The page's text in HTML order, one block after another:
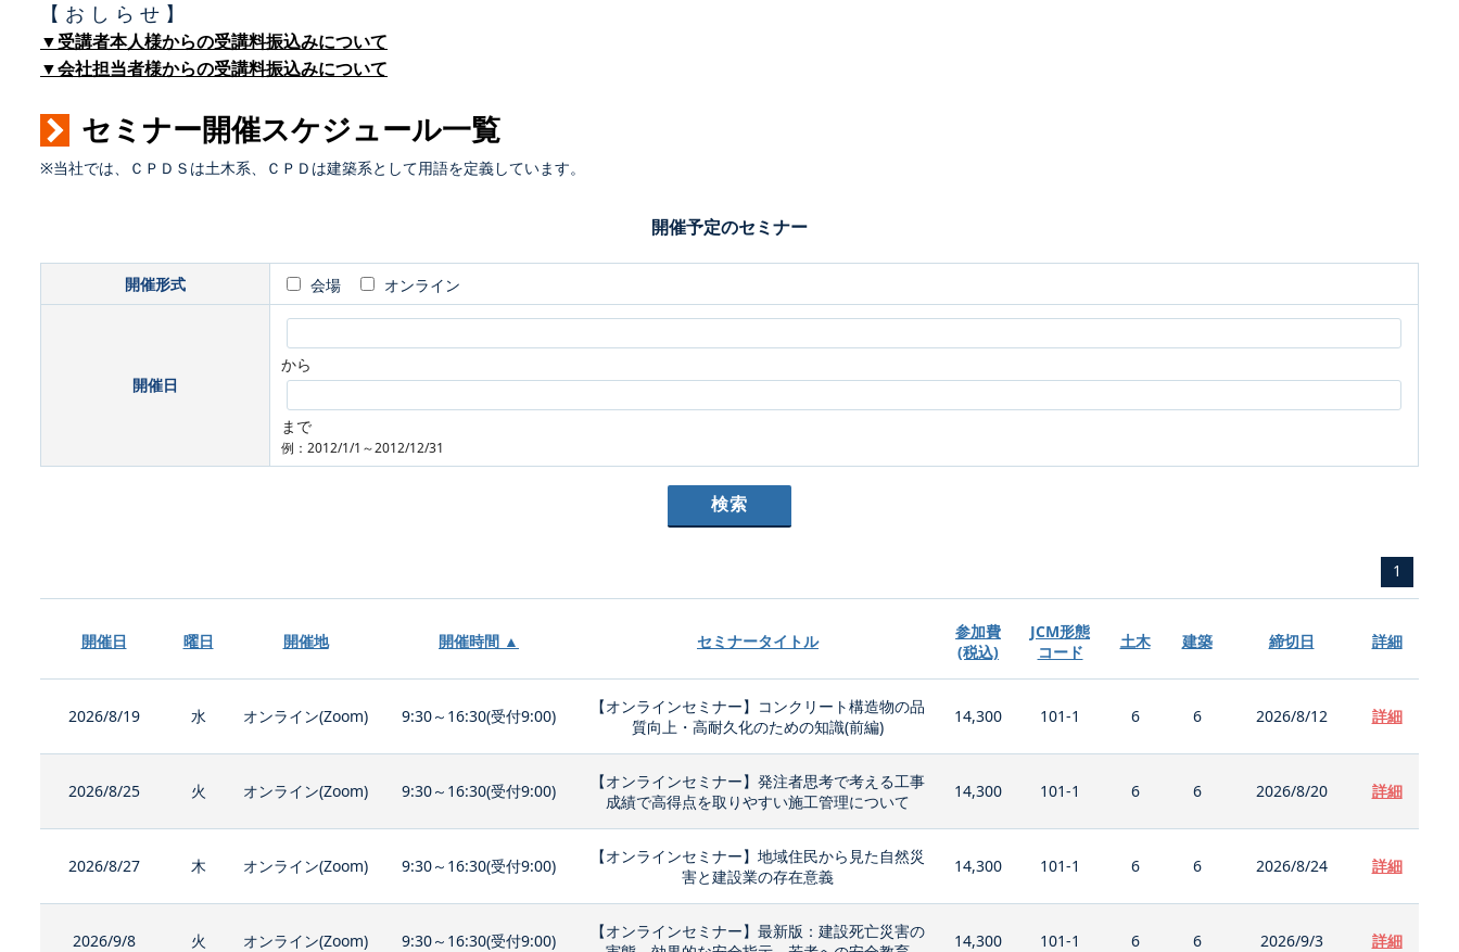
【 お し ら せ 】
▼受講者本人様からの受講料振込みについて
▼会社担当者様からの受講料振込みについて
セミナー開催スケジュール一覧
※当社では、ＣＰＤＳは土木系、ＣＰＤは建築系として用語を定義しています。
開催予定のセミナー
開催形式 会場 オンライン
開催日
から
まで
例：2012/1/1～2012/12/31
1
開催日 曜日 開催地 開催時間 ▲ セミナータイトル
参加費
(税込)
JCM形態
コード
土木 建築 締切日 詳細
2026/8/19 水 オンライン(Zoom) 9:30～16:30(受付9:00)
【オンラインセミナー】コンクリート構造物の品
質向上・高耐久化のための知識(前編)
14,300 101-1 6 6 2026/8/12 詳細
2026/8/25 火 オンライン(Zoom) 9:30～16:30(受付9:00)
【オンラインセミナー】発注者思考で考える工事
成績で高得点を取りやすい施工管理について
14,300 101-1 6 6 2026/8/20 詳細
2026/8/27 木 オンライン(Zoom) 9:30～16:30(受付9:00)
【オンラインセミナー】地域住民から見た自然災
害と建設業の存在意義
14,300 101-1 6 6 2026/8/24 詳細
2026/9/8 火 オンライン(Zoom) 9:30～16:30(受付9:00)
【オンラインセミナー】最新版：建設死亡災害の
14,300 101-1 6 6 2026/9/3 詳細